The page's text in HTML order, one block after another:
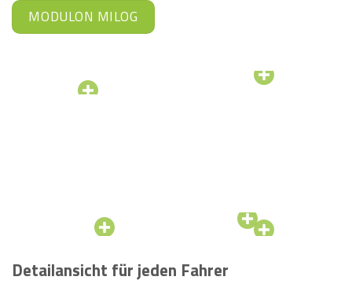
MODULON MILOG
Detailansicht für jeden Fahrer